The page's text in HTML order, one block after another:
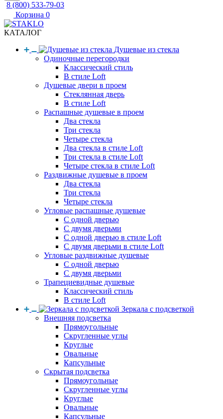
8 (800) 533-79-03
Корзина 0
КАТАЛОГ
Душевые из стекла
Одиночные перегородки
Классический стиль
В стиле Loft
Душевые двери в проем
Стеклянная дверь
В стиле Loft
Распашные душевые в проем
Два стекла
Три стекла
Четыре стекла
Два стекла в стиле Loft
Три стекла в стиле Loft
Четыре стекла в стиле Loft
Раздвижные душевые в проем
Два стекла
Три стекла
Четыре стекла
Угловые распашные душевые
С одной дверью
С двумя дверьми
С одной дверью в стиле Loft
С двумя дверьми в стиле Loft
Угловые раздвижные душевые
С одной дверью
С двумя дверьми
Трапециевидные душевые
Классический стиль
В стиле Loft
Зеркала с подсветкой
Внешняя подсветка
Прямоугольные
Скругленные углы
Круглые
Овальные
Капсульные
Скрытая подсветка
Прямоугольные
Скругленные углы
Круглые
Овальные
Капсульные